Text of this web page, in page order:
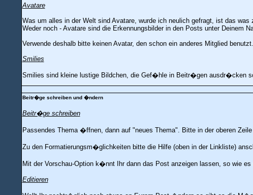
Avatare
Was um alles in der Welt sind Avatare, wurde ich neulich gefragt, ist das
Weder noch - Avatare sind die Erkennungsbilder in den Posts unter Deinem
Verwende deshalb bitte keinen Avatar, den schon ein anderes Mitglied benutzt.
Smilies
Smilies sind kleine lustige Bildchen, die Gef�hle in Beitr�gen ausdr�cken
Beitr�ge schreiben und �ndern
Beitr�ge schreiben
Passendes Thema �ffnen, dann auf "neues Thema". Bitte in der oberen
Zu den Formatierungsm�glichkeiten bitte die Hilfe (oben in der Linkliste)
Mit der Vorschau-Option k�nnt Ihr dann das Post anzeigen lassen, so wie
Editieren